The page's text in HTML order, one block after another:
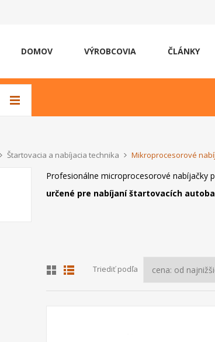
DOMOV VÝROBCOVIA ČLÁNKY
Štartovacia a nabíjacia technika Mikroprocesorové
Profesionálne microprocesorové nabíjačky
určené pre nabíjaní štartovacích
Triediť podľa